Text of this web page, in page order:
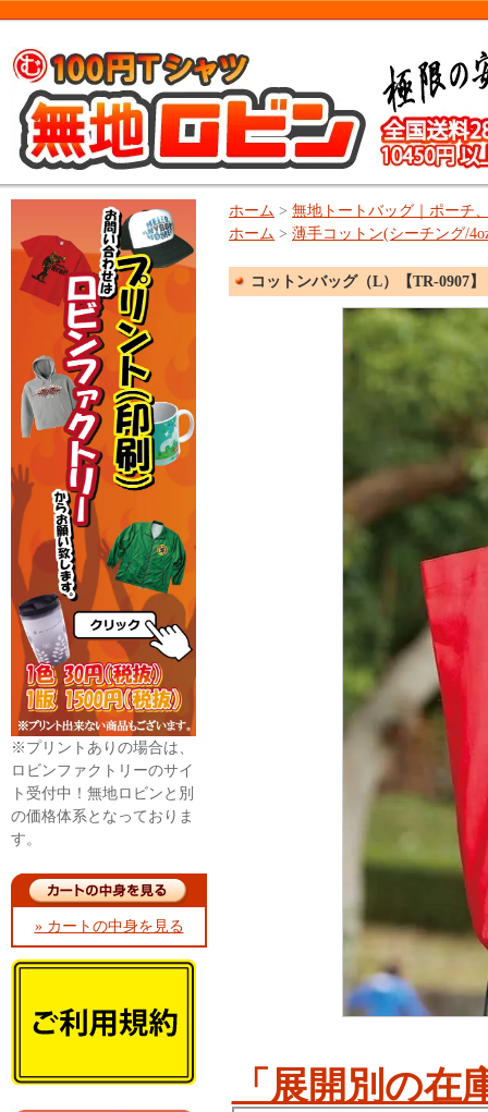
※プリントありの場合は、
ロビンファクトリーのサイ
ト受付中！無地ロビンと別
の価格体系となっておりま
す。
» カートの中身を見る
ホーム > 無地トートバッグ｜ポーチ
ホーム > 薄手コットン(シーチング/
コットンバッグ（L）【TR-0907】
「展開別の在